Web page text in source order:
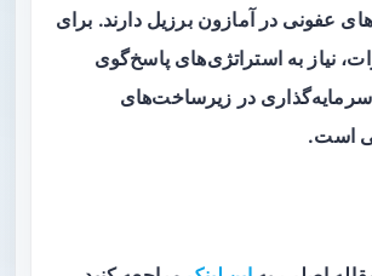
عفونی در آمازون برزیل دارند. برای
نیاز به استراتژی‌های پاسخ‌گوی
سرمایه‌گذاری در زیرساخت‌های
است.